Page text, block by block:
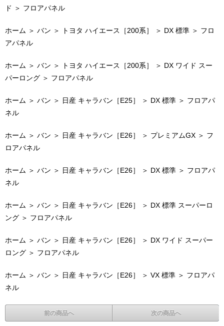
ド ＞ フロアパネル
ホーム ＞ バン ＞ トヨタ ハイエース［200系］ ＞ DX 標準 ＞ フロ
アパネル
ホーム ＞ バン ＞ トヨタ ハイエース［200系］ ＞ DX ワイド スー
パーロング ＞ フロアパネル
ホーム ＞ バン ＞ 日産 キャラバン［E25］ ＞ DX 標準 ＞ フロアパ
ネル
ホーム ＞ バン ＞ 日産 キャラバン［E26］ ＞ プレミアムGX ＞ フ
ロアパネル
ホーム ＞ バン ＞ 日産 キャラバン［E26］ ＞ DX 標準 ＞ フロアパ
ネル
ホーム ＞ バン ＞ 日産 キャラバン［E26］ ＞ DX 標準 スーパーロ
ング ＞ フロアパネル
ホーム ＞ バン ＞ 日産 キャラバン［E26］ ＞ DX ワイド スーパー
ロング ＞ フロアパネル
ホーム ＞ バン ＞ 日産 キャラバン［E26］ ＞ VX 標準 ＞ フロアパ
ネル
前の商品へ 次の商品へ